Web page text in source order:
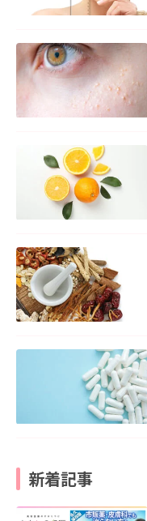
新着記事